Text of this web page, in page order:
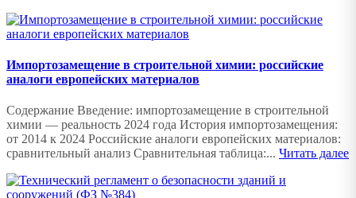
Импортозамещение в строительной химии: российские
аналоги европейских материалов
Содержание Введение: импортозамещение в строительной
химии — реальность 2024 года История импортозамещения:
от 2014 к 2024 Российские аналоги европейских материалов:
сравнительный анализ Сравнительная таблица:... Читать далее